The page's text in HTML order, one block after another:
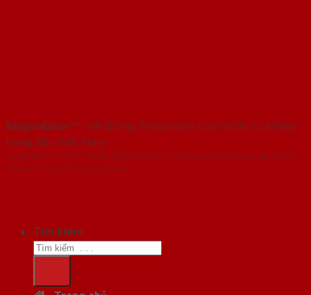
SaigonDoor™ - Hệ thống Showroom cửa nhôm cửa thép
hàng đầu Việt Nam
Copyright ⓒ 2016 – 2026 SaigonDoor™ - www.cuanhomcuathep.com |
Đơn vị chủ quản SaigonDoor
Tìm kiếm: